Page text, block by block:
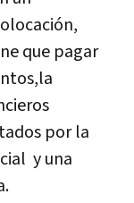
que pagar
por la
y una